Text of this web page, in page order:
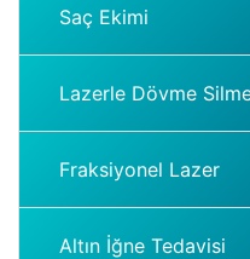
Saç Ekimi
Lazerle Dövme
Fraksiyonel Lazer
Altın İğne Tedavisi